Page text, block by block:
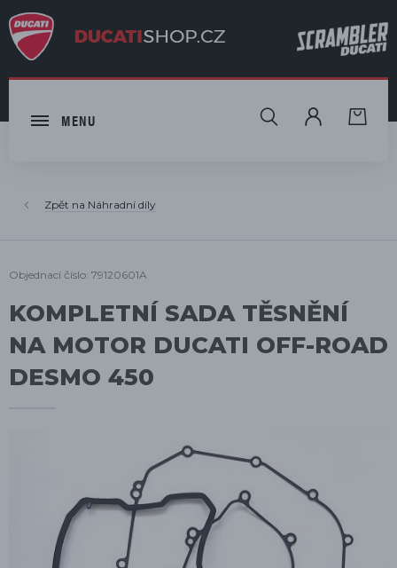
MENU HLEDAT
Náhradní díly
Objednací číslo: 79120601A
KOMPLETNÍ SADA TĚSNĚNÍ
NA MOTOR DUCATI OFF-ROAD
DESMO 450